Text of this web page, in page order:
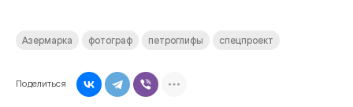
Азермарка фотограф петроглифы спецпроект
Поделиться